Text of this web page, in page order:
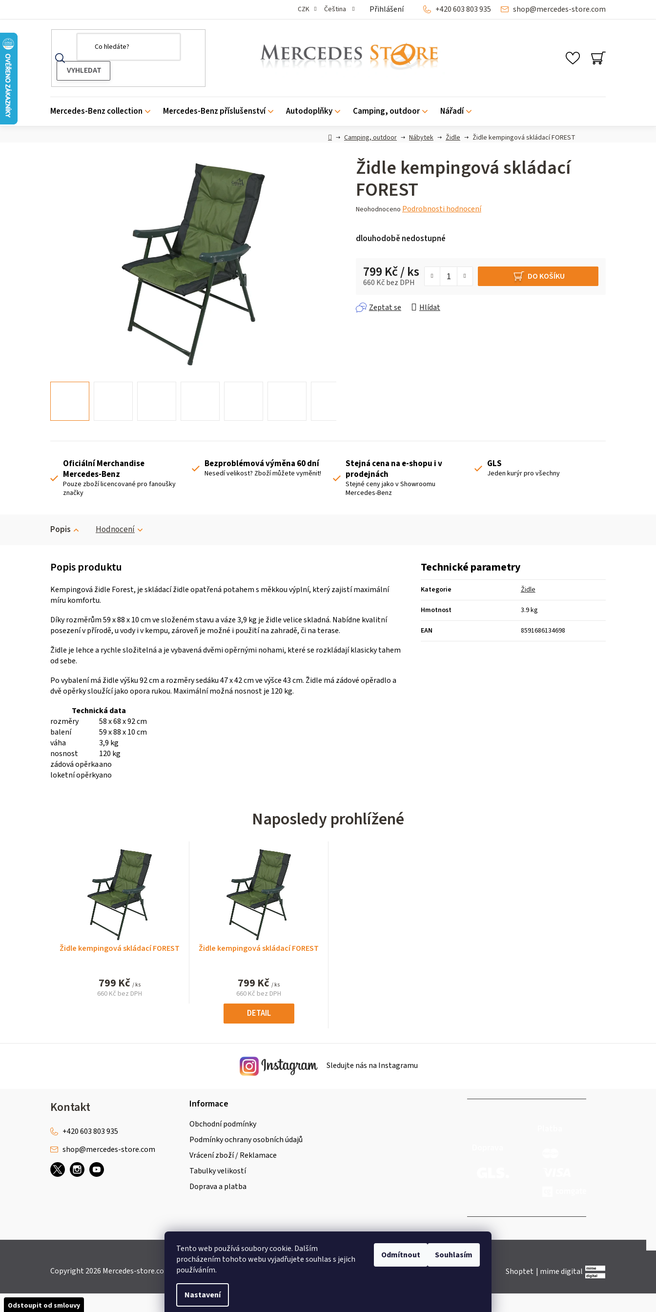
Tento web používá soubory cookie. Dalším
procházením tohoto webu vyjadřujete souhlas s jejich
používáním.
Nastavení
Odmítnout Souhlasím
CZK Čeština Přihlášení shop@mercedes-store.com
+420 603 803 935
NÁKUPNÍ
KOŠÍK
Mercedes-Benz collection Mercedes-Benz příslušenství Autodoplňky Camping, outdoor Nářadí
DomůCamping, outdoor Nábytek Židle Židle kempingová skládací FOREST
Židle kempingová skládací
FOREST
Průměrné
je
hvězdiček.
Neohodnoceno Podrobnosti hodnocení
dlouhodobě nedostupné
799 Kč/ ks
660 Kč bez DPH
DO KOŠÍKU
Zeptat se Hlídat
Oficiální Merchandise
Mercedes-Benz
Pouze zboží licencované pro fanoušky
značky
Bezproblémová výměna 60 dní
Nesedí velikost? Zboží můžete vyměnit!
Stejná cena na e-shopu i v
prodejnách
Stejné ceny jako v Showroomu
Mercedes-Benz
GLS
Jeden kurýr pro všechny
Popis Hodnocení
Kempingová židle Forest, je skládací židle opatřená potahem s měkkou výplní, který zajistí maximální
míru komfortu.
Díky rozměrům 59 x 88 x 10 cm ve složeném stavu a váze 3,9 kg je židle velice skladná. Nabídne kvalitní
posezení v přírodě, u vody i v kempu, zároveň je možné i použití na zahradě, či na terase.
Židle je lehce a rychle složitelná a je vybavená dvěmi opěrnými nohami, které se rozkládají klasicky tahem
od sebe.
Po vybalení má židle výšku 92 cm a rozměry sedáku 47 x 42 cm ve výšce 43 cm. Židle má zádové opěradlo a
dvě opěrky sloužící jako opora rukou. Maximální možná nosnost je 120 kg.
Technická data
rozměry
58 x 68 x 92 cm
balení
59 x 88 x 10 cm
váha
3,9 kg
nosnost
120 kg
zádová opěrkaano
loketní opěrkyano
Technické parametry
Kategorie Židle
Hmotnost 3.9 kg
EAN 8591686134698
Naposledy prohlížené
Židle kempingová skládací FOREST
799 Kč / ks
660 Kč bez DPH
Židle kempingová skládací FOREST
799 Kč / ks
660 Kč bez DPH
Měrná
cena:
DETAIL
Sledujte nás na Instagramu
Kontakt
shop@mercedes-store.com
+420 603 803 935
Informace
Obchodní podmínky
Podmínky ochrany osobních údajů
Vrácení zboží / Reklamace
Tabulky velikostí
Doprava a platba
Shoptet | mime digital
Copyright 2026 Mercedes-store.com . Všechna práva vyhrazena.
Odstoupit od smlouvy